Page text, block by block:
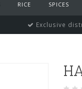
RICE SPICES
Exclusive